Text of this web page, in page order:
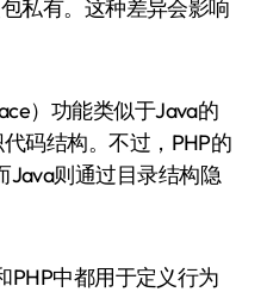
私有。这种差异会影响
）功能类似于Java的
码结构。不过，PHP的
Java则通过目录结构隐
中都用于定义行为